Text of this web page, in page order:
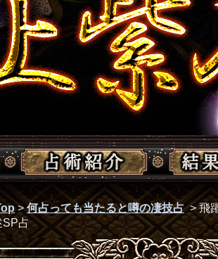
>何占っても当たると噂の凄技占 >飛
SP占